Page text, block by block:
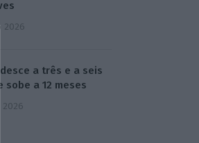
2026
desce a três e a seis
sobe a 12 meses